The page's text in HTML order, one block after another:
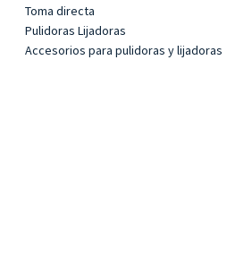
Toma directa
Pulidoras Lijadoras
Accesorios para pulidoras y lijadoras